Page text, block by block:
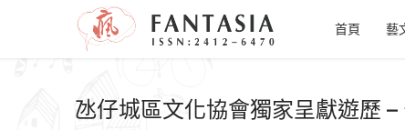
首頁 藝
氹仔城區文化協會獨家呈獻遊歷